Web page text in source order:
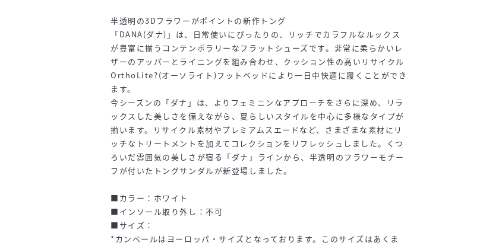
半透明の3Dフラワーがポイントの新作トング
「DANA(ダナ)」は、日常使いにぴったりの、リッチでカラフルなルックス
が豊富に揃うコンテンポラリーなフラットシューズです。非常に柔らかいレ
ザーのアッパーとライニングを組み合わせ、クッション性の高いリサイクル
OrthoLite?(オーソライト)フットベッドにより一日中快適に履くことができ
ます。
今シーズンの「ダナ」は、よりフェミニンなアプローチをさらに深め、リラ
ックスした美しさを備えながら、夏らしいスタイルを中心に多様なタイプが
揃います。リサイクル素材やプレミアムスエードなど、さまざまな素材にリ
ッチなトリートメントを加えてコレクションをリフレッシュしました。くつ
ろいだ雰囲気の美しさが宿る「ダナ」ラインから、半透明のフラワーモチー
フが付いたトングサンダルが新登場しました。
■カラー：ホワイト
■インソール取り外し：不可
■サイズ：
*カンペールはヨーロッパ・サイズとなっております。このサイズはあくま